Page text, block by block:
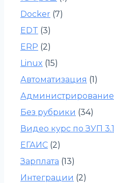
Docker (7)
EDT (3)
ERP (2)
Linux (15)
Автоматизация (1)
Администрирование
Без рубрики (34)
Видео курс по ЗУП 3.1
ЕГАИС (2)
Зарплата (13)
Интеграции (2)